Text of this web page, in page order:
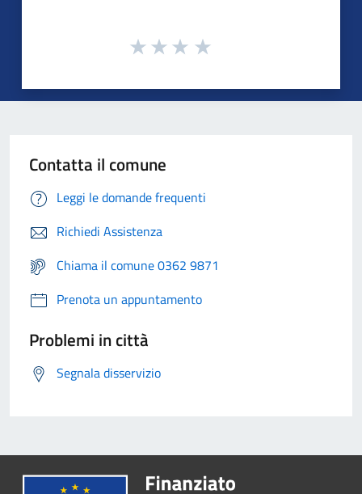
Contatta il comune
Leggi le domande frequenti
Richiedi Assistenza
Chiama il comune 0362 9871
Prenota un appuntamento
Problemi in città
Segnala disservizio